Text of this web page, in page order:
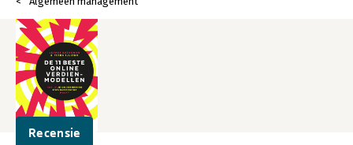
Recensie